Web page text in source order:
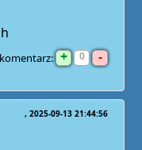
+ 0 -
2025-09-13 21:44:56